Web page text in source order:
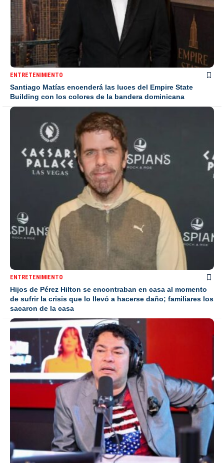
ENTRETENIMIENTO
Santiago Matías encenderá las luces del Empire State
Building con los colores de la bandera dominicana
ENTRETENIMIENTO
Hijos de Pérez Hilton se encontraban en casa al momento
de sufrir la crisis que lo llevó a hacerse daño; familiares los
sacaron de la casa